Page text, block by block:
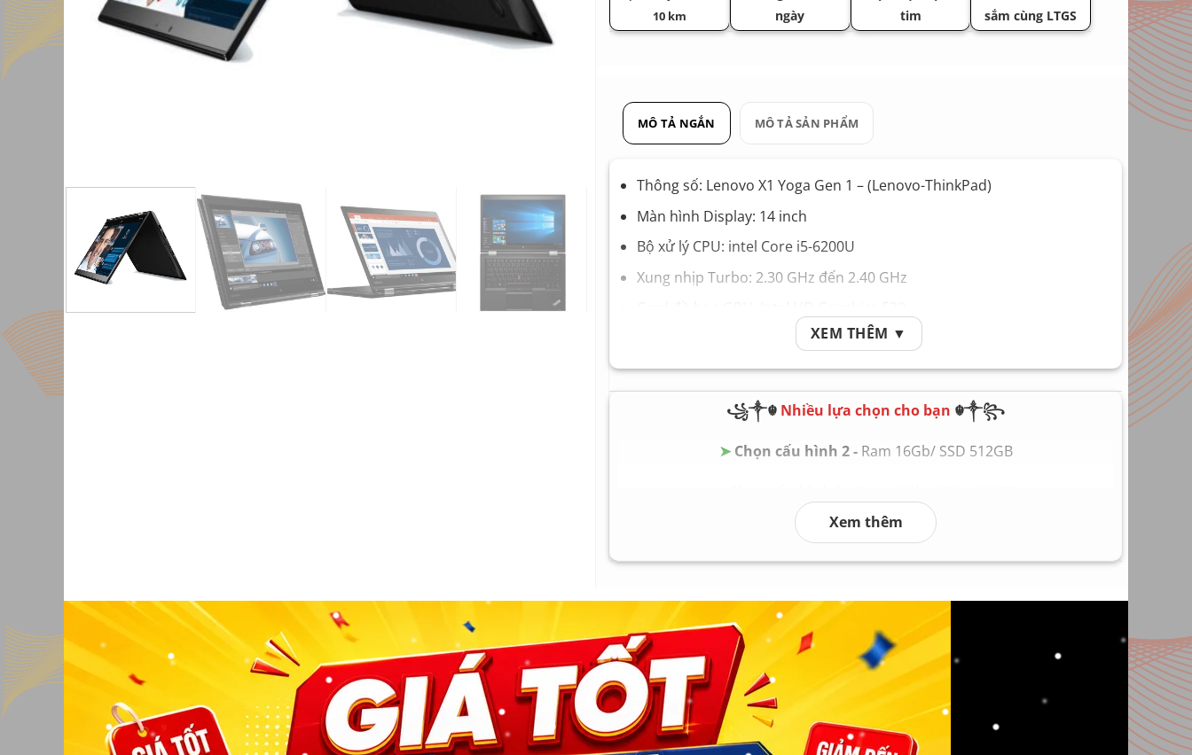
10 km
ngày
tim
sắm cùng LTGS
MÔ TẢ NGẮN MÔ TẢ SẢN PHẨM
Thông số: Lenovo X1 Yoga Gen 1 – (Lenovo-ThinkPad)
Màn hình Display: 14 inch
Bộ xử lý CPU: intel Core i5-6200U
Xung nhịp Turbo: 2.30 GHz đến 2.40 GHz
Bộ nhớ Ram Memory: 8GB
Ổ cứng Hard Drive: SSD 256GB
Pin Battery: Nguyên zin theo máy
XEM THÊM ▼
꧁༒☬ Nhiều lựa chọn cho bạn ☬༒꧂
➤Chọn cấu hình 2 - Ram 16Gb/ SSD 512GB
Chọn cấu hình 4 -Ram 32Gb/ SSD 2.000GB
Chọn cấu hình 6
Xem thêm